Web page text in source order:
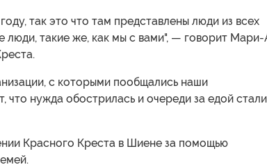
так это что там представлены люди из всех
люди, такие же, как мы с вами", — говорит
с которыми пообщались наши
что нужда обострилась и очереди за едой стали
Красного Креста в Шиене за помощью